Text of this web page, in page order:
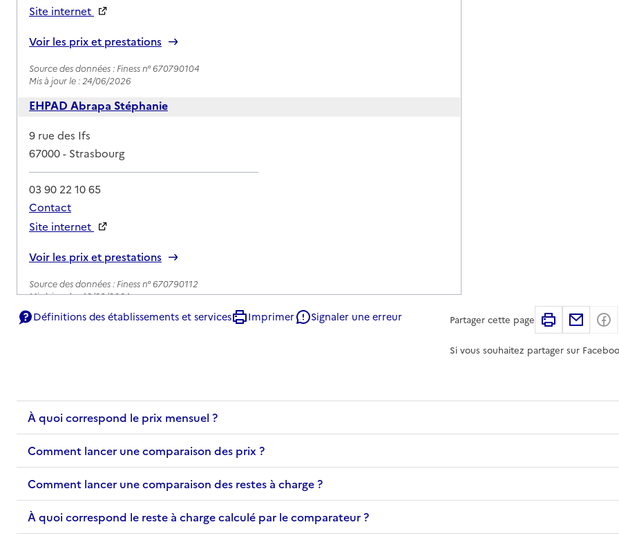
Site internet
Voir les prix et prestations
Source des données : Finess n° 670790104
Mis à jour le : 24/06/2026
EHPAD Abrapa Stéphanie
Adresse
9 rue des Ifs
67000- Strasbourg
03 90 22 10 65
Contact
Site internet
Voir les prix et prestations
Source des données : Finess n° 670790112
Mis à jour le : 16/09/2024
EHPAD Im Laeusch
03 88 41 90 20
Contact
Rapport HAS
Voir les prix et prestations
Source des données : Finess n° 670795640
Mis à jour le : 25/03/2026
EHPAD Abrapa Koenigshoffen
Définitions des établissements et services Imprimer Signaler une erreur Partager cette page Imprimer
Si vous souhaitez partager sur
À quoi correspond le prix mensuel ?
Comment lancer une comparaison des prix ?
Comment lancer une comparaison des restes à charge ?
À quoi correspond le reste à charge calculé par le comparateur ?